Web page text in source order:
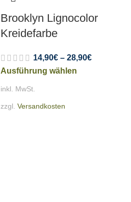
Brooklyn Lignocolor
Kreidefarbe
14,90€– 28,90€
Ausführung wählen
inkl. MwSt.
zzgl. Versandkosten